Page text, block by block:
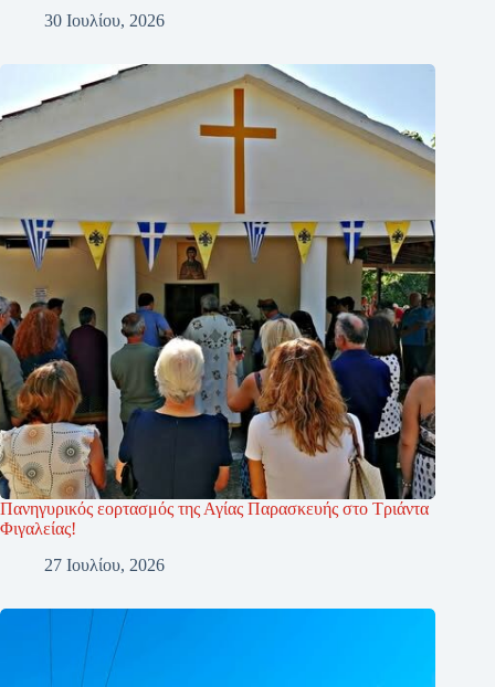
30 Ιουλίου, 2026
Πανηγυρικός εορτασμός της Αγίας Παρασκευής στο Τριάντα
Φιγαλείας!
27 Ιουλίου, 2026